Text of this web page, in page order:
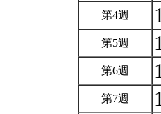
第4週
第5週
第6週
第7週